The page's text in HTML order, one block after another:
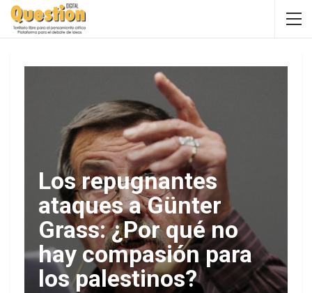
Los repugnantes
ataques a Günter
Grass: ¿Por qué no
hay compasión para
los palestinos?